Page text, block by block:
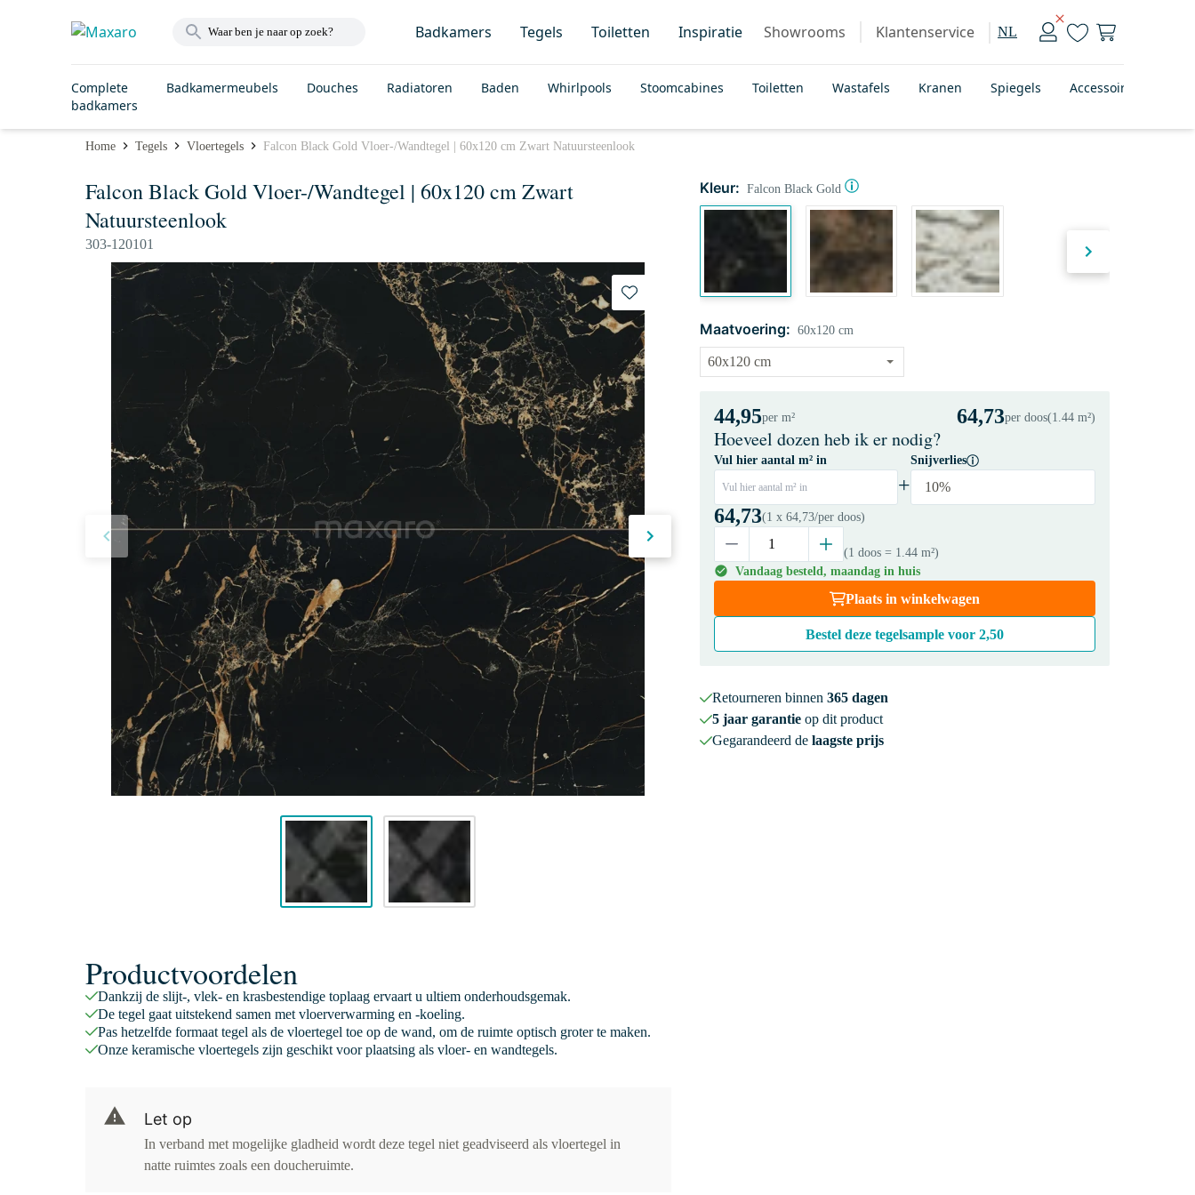
Badkamers Tegels Toiletten Inspiratie Showrooms Klantenservice NL
Complete
badkamers
Badkamermeubels Douches Radiatoren Baden Whirlpools Stoomcabines Toiletten Wastafels Kranen Spiegels Accessoires
Home Tegels Vloertegels Falcon Black Gold Vloer-/Wandtegel | 60x120 cm Zwart Natuursteenlook
Falcon Black Gold Vloer-/Wandtegel | 60x120 cm Zwart
Natuursteenlook
303-120101
Kleur: Falcon Black Gold
Maatvoering: 60x120 cm
44,95per m² 64,73per doos(1.44 m²)
Hoeveel dozen heb ik er nodig?
Vul hier aantal m² in
Vul hier aantal m² in +
Snijverlies
10%
64,73(1 x 64,73/per doos)
(1 doos = 1.44 m²)
Vandaag besteld, maandag in huis
Plaats in winkelwagen
Bestel deze tegelsample voor 2,50
Retourneren binnen 365 dagen
5 jaar garantieop dit product
Gegarandeerd de laagste prijs
Productvoordelen
Dankzij de slijt-, vlek- en krasbestendige toplaag ervaart u ultiem onderhoudsgemak.
De tegel gaat uitstekend samen met vloerverwarming en -koeling.
Pas hetzelfde formaat tegel als de vloertegel toe op de wand, om de ruimte optisch groter te maken.
Onze keramische vloertegels zijn geschikt voor plaatsing als vloer- en wandtegels.
Let op
In verband met mogelijke gladheid wordt deze tegel niet geadviseerd als vloertegel in
natte ruimtes zoals een doucheruimte.